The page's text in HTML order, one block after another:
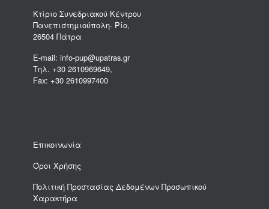
Κτίριο Συνεδριακού Κέντρου
Πανεπιστημιούπολη- Ρίο,
26504 Πάτρα
E-mail: info-pup@upatras.gr
Τηλ. +30 2610969649,
Fax: +30 2610997400
Επικοινωνία
Όροι Χρήσης
Πολιτική Προστασίας Δεδομένων Προσωπικού
Χαρακτήρα